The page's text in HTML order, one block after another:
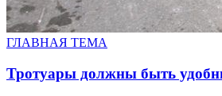
ГЛАВНАЯ ТЕМА
Тротуары должны быть